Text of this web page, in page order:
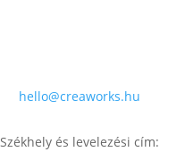
hello@creaworks.hu
Székhely és levelezési cím: